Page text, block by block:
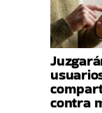
contra